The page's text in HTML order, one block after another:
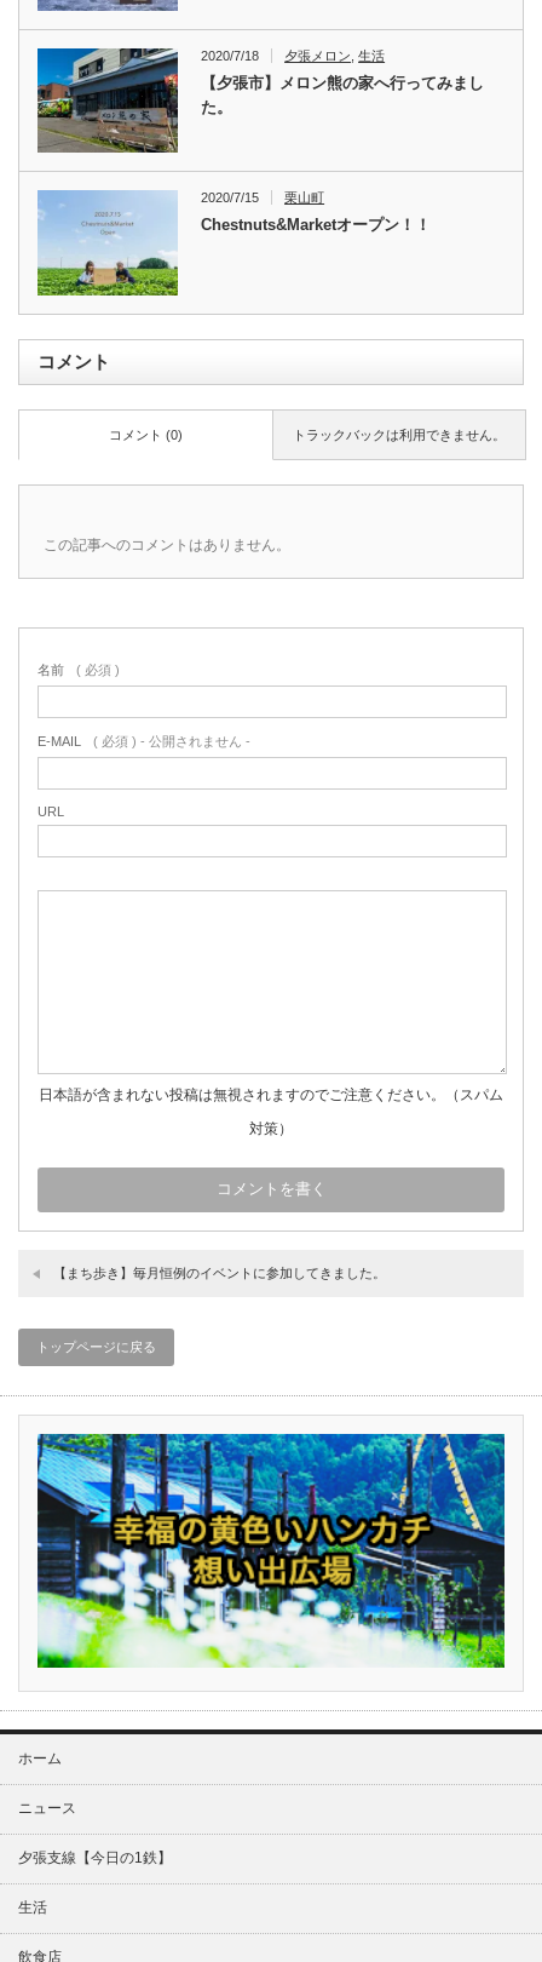
2020/7/18 夕張メロン ,生活
【夕張市】メロン熊の家へ行ってみまし
た。
2020/7/15 栗山町
Chestnuts&Marketオープン！！
コメント
トラックバックは利用できません。
コメント (0)
この記事へのコメントはありません。
名前 ( 必須 )
E-MAIL ( 必須 ) - 公開されません -
URL
日本語が含まれない投稿は無視されますのでご注意ください。（スパム
対策）
【まち歩き】毎月恒例のイベントに参加してきました。
トップページに戻る
ホーム
ニュース
夕張支線【今日の1鉄】
生活
飲食店